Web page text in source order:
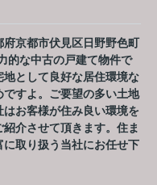
京都市伏見区日野野色町
的な中古の戸建て物件で
として良好な居住環境な
すよ。ご要望の多い土地
はお客様が住み良い環境を
介させて頂きます。住ま
取り扱う当社にお任せ下